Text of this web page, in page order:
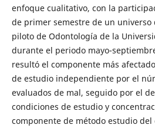
enfoque cualitativo, con la
de primer semestre de un universo
piloto de Odontología de la
durante el periodo mayo-
resultó el componente más
de estudio independiente por el
evaluados de mal, seguido por el
condiciones de estudio y
componente de método estudio